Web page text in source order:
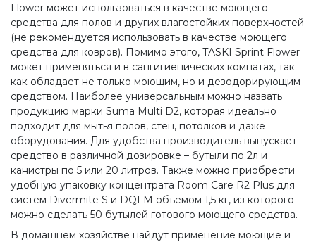
Flower может использоваться в качестве моющего
средства для полов и других влагостойких поверхностей
(не рекомендуется использовать в качестве моющего
средства для ковров). Помимо этого, TASKI Sprint Flower
может применяться и в сангигиенических комнатах, так
как обладает не только моющим, но и дезодорирующим
средством. Наиболее универсальным можно назвать
продукцию марки Suma Multi D2, которая идеально
подходит для мытья полов, стен, потолков и даже
оборудования. Для удобства производитель выпускает
средство в различной дозировке – бутыли по 2л и
канистры по 5 или 20 литров. Также можно приобрести
удобную упаковку концентрата Room Care R2 Plus для
систем Divermite S и DQFM объемом 1,5 кг, из которого
можно сделать 50 бутылей готового моющего средства.
В домашнем хозяйстве найдут применение моющие и